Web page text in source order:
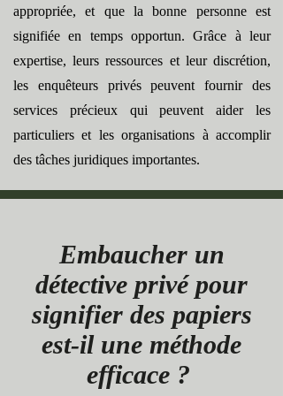
appropriée, et que la bonne personne est
signifiée en temps opportun. Grâce à leur
expertise, leurs ressources et leur discrétion,
les enquêteurs privés peuvent fournir des
services précieux qui peuvent aider les
particuliers et les organisations à accomplir
des tâches juridiques importantes.
Embaucher un
détective privé pour
signifier des papiers
est-il une méthode
efficace ?